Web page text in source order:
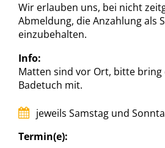
Wir erlauben uns, bei nicht
Abmeldung, die Anzahlung als
einzubehalten.
Info:
Matten sind vor Ort, bitte bring
Badetuch mit.
jeweils Samstag und
Termin(e):